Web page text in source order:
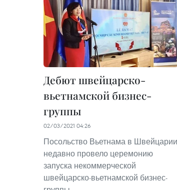
Дебют швейцарско-
вьетнамской бизнес-
группы
02/03/2021 04:26
Посольство Вьетнама в Швейцарии
недавно провело церемонию
запуска некоммерческой
швейцарско-вьетнамской бизнес-